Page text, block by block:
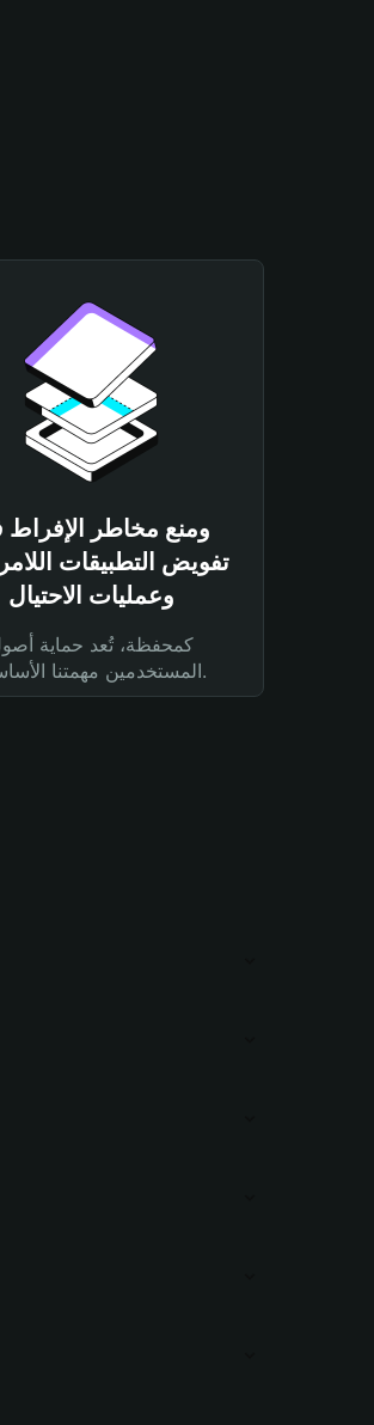
ومنع مخاطر
تفويض التطبيقات
وعمليات الاحتيال
كمحفظة، تُعد حماية
المستخدمين مهمتنا الأساسية.